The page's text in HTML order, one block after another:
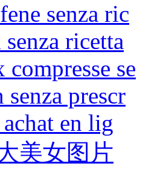
senza ric
ricetta
se
senza prescr
en lig
美女图片